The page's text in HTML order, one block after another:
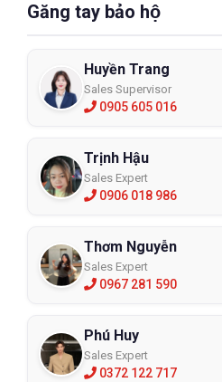
Găng tay bảo hộ
Huyền Trang
Sales Supervisor
0905 605 016
Trịnh Hậu
Sales Expert
0906 018 986
Thơm Nguyễn
Sales Expert
0967 281 590
Phú Huy
Sales Expert
0372 122 717